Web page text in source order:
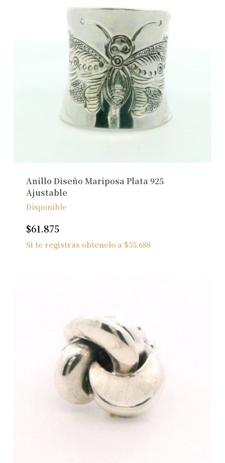
Anillo Diseño Mariposa Plata 925
Ajustable
Disponible
$61.875
Si te registras obtenelo a $55.688